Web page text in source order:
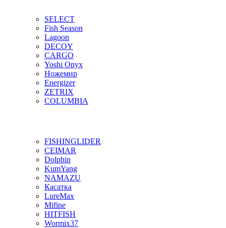
SELECT
Fish Season
Lagoon
DECOY
CARGO
Yoshi Onyx
Ножемир
Energizer
ZETRIX
COLUMBIA
FISHINGLIDER
CEIMAR
Dolphin
KumYang
NAMAZU
Касатка
LureMax
Mifine
HITFISH
Wormix37